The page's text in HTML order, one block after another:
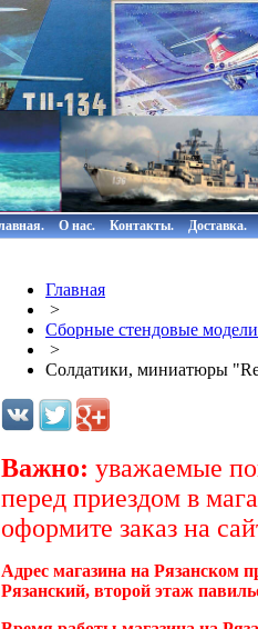
О нас. Контакты. Доставка.
Главная
>
Сборные стендовые
>
Солдатики, миниатюры
Важно: уважаемые
перед приездом в
оформите заказ на
Адрес магазина на Рязанском
Рязанский, второй этаж